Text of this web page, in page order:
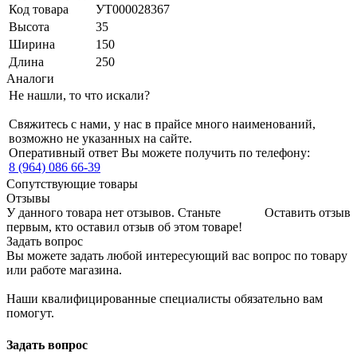
Код товара
УТ000028367
Высота
35
Ширина
150
Длина
250
Аналоги
Не нашли, то что искали?
Свяжитесь с нами, у нас в прайсе много наименований,
возможно не указанных на сайте.
Оперативный ответ Вы можете получить по телефону:
8 (964) 086 66-39
Сопутствующие товары
Отзывы
Оставить отзыв
У данного товара нет отзывов. Станьте
первым, кто оставил отзыв об этом товаре!
Задать вопрос
Вы можете задать любой интересующий вас вопрос по товару
или работе магазина.
Наши квалифицированные специалисты обязательно вам
помогут.
Задать вопрос